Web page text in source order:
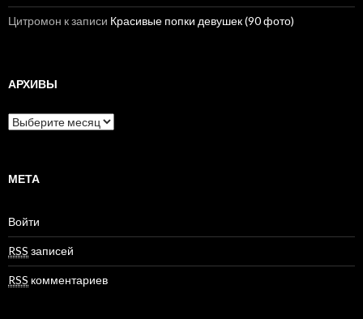
Цитромон к записи Красивые попки девушек (90 фото)
АРХИВЫ
А
р
в
МЕТА
Войти
RSS записей
RSS комментариев